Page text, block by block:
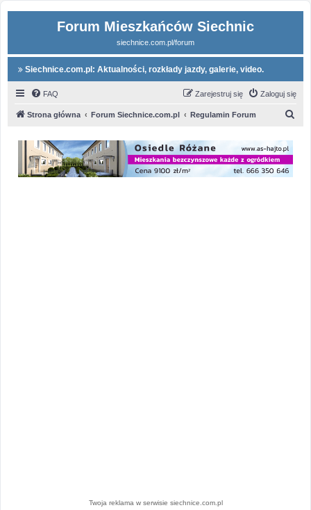
Forum Mieszkańców Siechnic
siechnice.com.pl/forum
Siechnice.com.pl: Aktualności, rozkłady jazdy, galerie, video.
FAQ Zaloguj się
Zarejestruj się
Strona główna Forum Siechnice.com.pl Regulamin Forum
Twoja reklama w serwisie siechnice.com.pl